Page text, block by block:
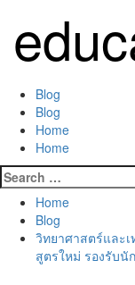
content
Primary
Menu
Blog
Blog
Home
Home
Search
for:
Home
Blog
วิทยาศาสตร์และ
สูตรใหม่ รองรับนั